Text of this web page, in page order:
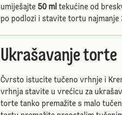
umiješajte 50 ml tekućine od
po podlozi i stavite tortu najmanje
Ukrašavanje torte
Čvrsto istucite tučeno vrhnje i
vrhnja stavite u vrećicu za
torte tanko premažite s malo